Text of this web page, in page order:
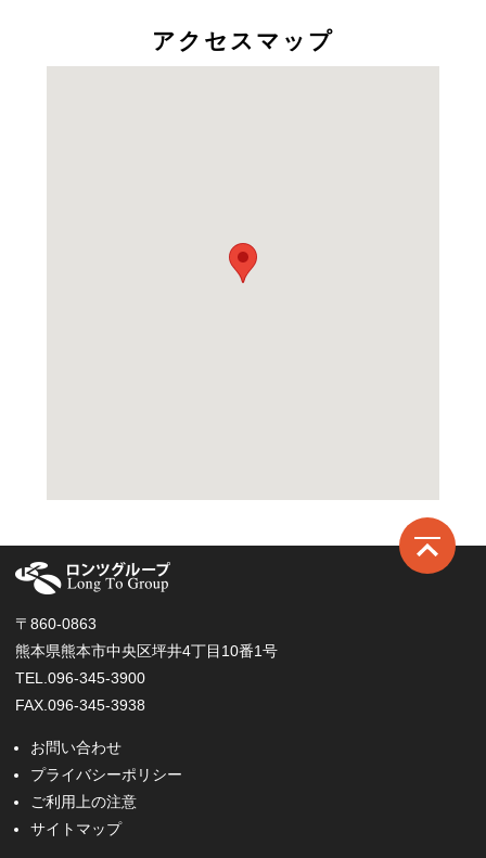
アクセスマップ
〒860-0863
熊本県熊本市中央区坪井4丁目10番1号
TEL.096-345-3900
FAX.096-345-3938
お問い合わせ
プライバシーポリシー
ご利用上の注意
サイトマップ